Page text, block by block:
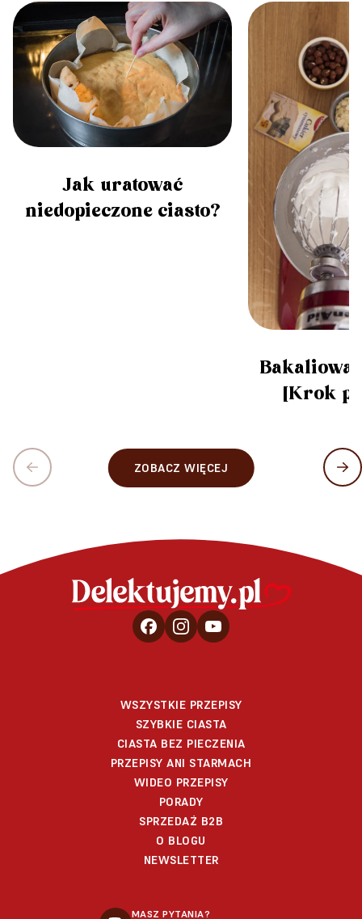
Jak uratować
niedopieczone ciasto?
Bakaliowa
[Krok
ZOBACZ WIĘCEJ
WSZYSTKIE PRZEPISY
SZYBKIE CIASTA
CIASTA BEZ PIECZENIA
PRZEPISY ANI STARMACH
WIDEO PRZEPISY
PORADY
SPRZEDAŻ B2B
O BLOGU
NEWSLETTER
MASZ PYTANIA?